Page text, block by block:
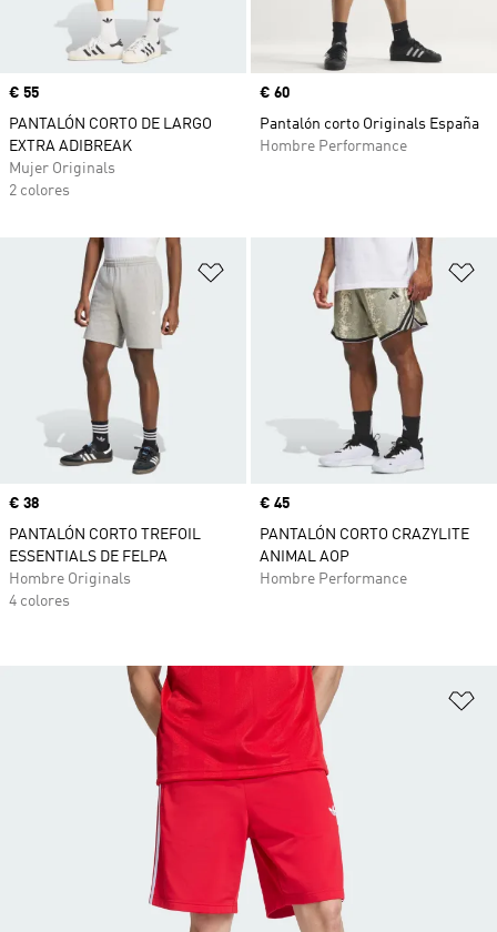
Precio
€ 55
PANTALÓN CORTO DE LARGO
EXTRA ADIBREAK
Mujer Originals
2 colores
Precio
€ 60
Pantalón corto Originals España
Hombre Performance
Añadir a la lista de deseos
Precio
€ 38
PANTALÓN CORTO TREFOIL
ESSENTIALS DE FELPA
Hombre Originals
4 colores
Precio
€ 45
PANTALÓN CORTO CRAZYLITE
ANIMAL AOP
Hombre Performance